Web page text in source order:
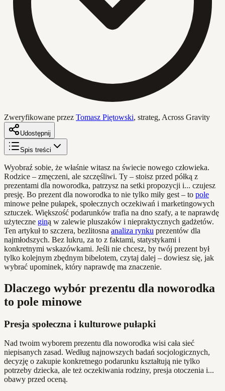
Zweryfikowane przez Tomasz Piętowski, strateg, Across Gravity
Udostępnij
Spis treści
Wyobraź sobie, że właśnie witasz na świecie nowego człowieka.
Rodzice – zmęczeni, ale szczęśliwi. Ty – stoisz przed półką z
prezentami dla noworodka, patrzysz na setki propozycji i... czujesz
presję. Bo prezent dla noworodka to nie tylko miły gest – to pole
minowe pełne pułapek, społecznych oczekiwań i marketingowych
sztuczek. Większość podarunków trafia na dno szafy, a te naprawdę
użyteczne giną w zalewie pluszaków i niepraktycznych gadżetów.
Ten artykuł to szczera, bezlitosna analiza rynku prezentów dla
najmłodszych. Bez lukru, za to z faktami, statystykami i
konkretnymi wskazówkami. Jeśli nie chcesz, by twój prezent był
tylko kolejnym zbędnym bibelotem, czytaj dalej – dowiesz się, jak
wybrać upominek, który naprawdę ma znaczenie.
Dlaczego wybór prezentu dla noworodka
to pole minowe
Presja społeczna i kulturowe pułapki
Nad twoim wyborem prezentu dla noworodka wisi cała sieć
niepisanych zasad. Według najnowszych badań socjologicznych,
decyzję o zakupie konkretnego podarunku kształtują nie tylko
potrzeby dziecka, ale też oczekiwania rodziny, presja otoczenia i...
obawy przed oceną.